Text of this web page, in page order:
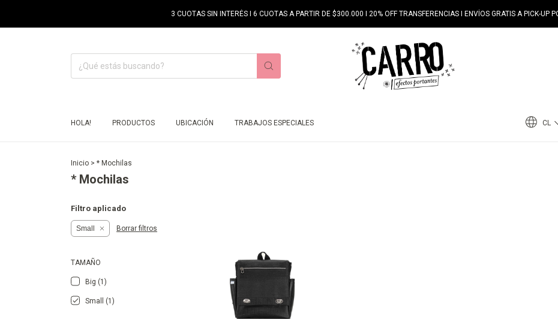
3 CUOTAS SIN INTERÉS I 6 CUOTAS A PARTIR DE $300.000 I 20% OFF TRANSFERENCIAS I ENVÍOS GRATIS A PICK-UP
HOLA! PRODUCTOS UBICACIÓN TRABAJOS ESPECIALES CL
Inicio > * Mochilas
* Mochilas
Filtro aplicado
Small Borrar filtros
TAMAÑO
Big (1)
Small (1)